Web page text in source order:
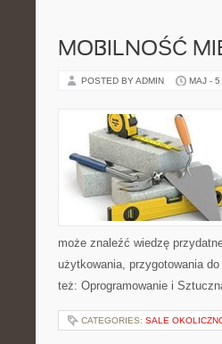
MOBILNOŚĆ
POSTED BY ADMIN MAJ -
może znaleźć wiedzę
użytkowania, przygotowania
też: Oprogramowanie i
CATEGORIES: SALE